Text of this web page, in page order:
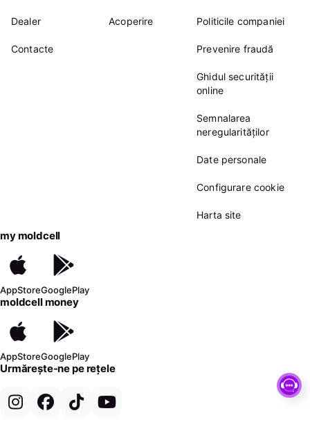
Dealer
Contacte
Acoperire Politicile companiei
Prevenire fraudă
Ghidul securității
online
Semnalarea
neregularităților
Date personale
Configurare cookie
Harta site
my moldcell
AppStoreGooglePlay
moldcell money
AppStoreGooglePlay
Urmărește-ne pe rețele